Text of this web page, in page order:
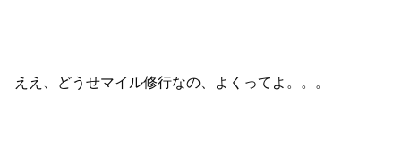
ええ、どうせマイル修行なの、よくってよ。。。